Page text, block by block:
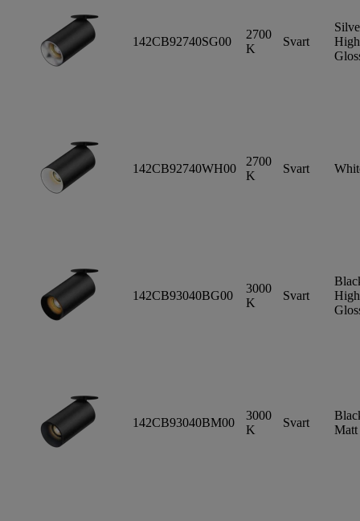
142CB92740SG00
2700
K
Svart
High
142CB92740WH00
2700
K
Svart
142CB93040BG00
3000
K
Svart
High
142CB93040BM00
3000
K
Svart
Matt